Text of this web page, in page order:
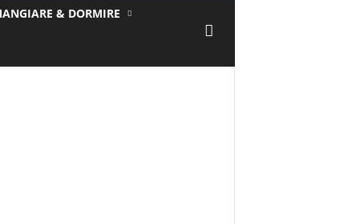
& DORMIRE